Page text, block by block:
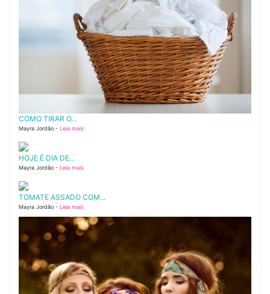
COMO TIRAR O...
Mayra Jordão - Leia mais
HOJE É DIA DE...
Mayra Jordão - Leia mais
TOMATE ASSADO COM...
Mayra Jordão - Leia mais